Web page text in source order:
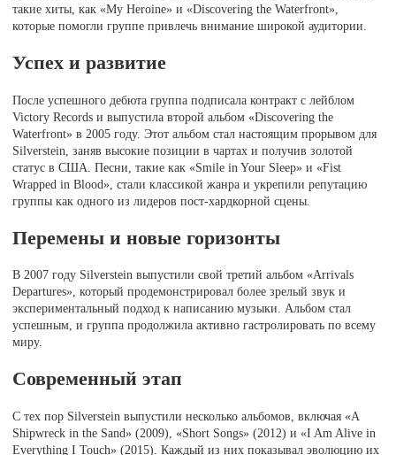
такие хиты, как «My Heroine» и «Discovering the Waterfront»,
которые помогли группе привлечь внимание широкой аудитории.
Успех и развитие
После успешного дебюта группа подписала контракт с лейблом
Victory Records и выпустила второй альбом «Discovering the
Waterfront» в 2005 году. Этот альбом стал настоящим прорывом для
Silverstein, заняв высокие позиции в чартах и получив золотой
статус в США. Песни, такие как «Smile in Your Sleep» и «Fist
Wrapped in Blood», стали классикой жанра и укрепили репутацию
группы как одного из лидеров пост-хардкорной сцены.
Перемены и новые горизонты
В 2007 году Silverstein выпустили свой третий альбом «Arrivals
Departures», который продемонстрировал более зрелый звук и
экспериментальный подход к написанию музыки. Альбом стал
успешным, и группа продолжила активно гастролировать по всему
миру.
Современный этап
С тех пор Silverstein выпустили несколько альбомов, включая «A
Shipwreck in the Sand» (2009), «Short Songs» (2012) и «I Am Alive in
Everything I Touch» (2015). Каждый из них показывал эволюцию их